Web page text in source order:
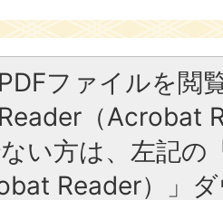
PDFファイルを閲
Reader（Acrobat
い方は、左記の
Reader）」